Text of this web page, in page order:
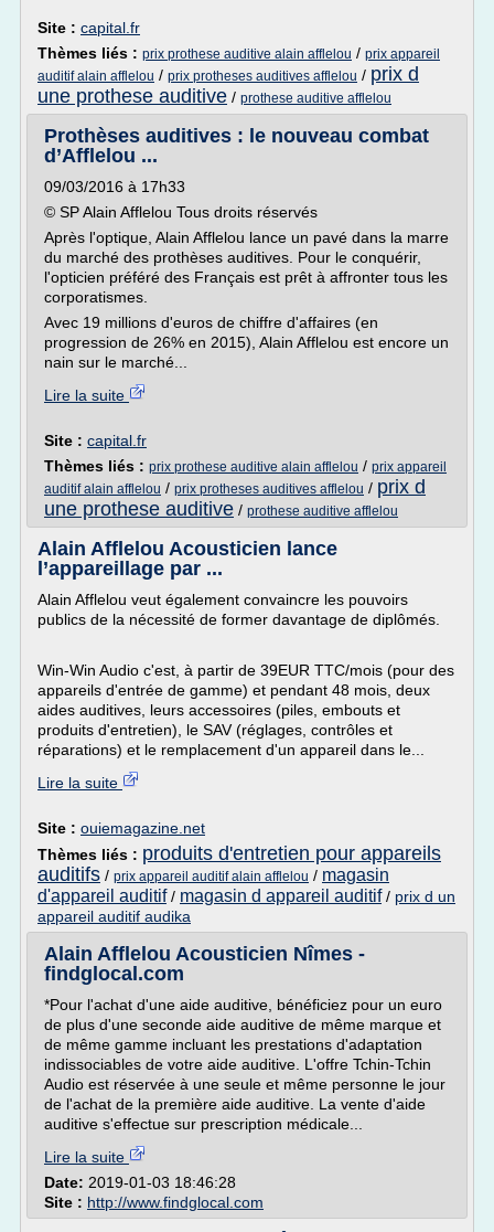
Site : capital.fr
Thèmes liés : prix prothese auditive alain afflelou / prix appareil
auditif alain afflelou / prix protheses auditives afflelou / prix d
une prothese auditive / prothese auditive afflelou
Prothèses auditives : le nouveau combat
d’Afflelou ...
09/03/2016 à 17h33
© SP Alain Afflelou Tous droits réservés
Après l'optique, Alain Afflelou lance un pavé dans la marre
du marché des prothèses auditives. Pour le conquérir,
l'opticien préféré des Français est prêt à affronter tous les
corporatismes.
Avec 19 millions d'euros de chiffre d'affaires (en
progression de 26% en 2015), Alain Afflelou est encore un
nain sur le marché...
Lire la suite
Site : capital.fr
Thèmes liés : prix prothese auditive alain afflelou / prix appareil
auditif alain afflelou / prix protheses auditives afflelou / prix d
une prothese auditive / prothese auditive afflelou
Alain Afflelou Acousticien lance
l’appareillage par ...
Alain Afflelou veut également convaincre les pouvoirs
publics de la nécessité de former davantage de diplômés.
Win-Win Audio c'est, à partir de 39EUR TTC/mois (pour des
appareils d'entrée de gamme) et pendant 48 mois, deux
aides auditives, leurs accessoires (piles, embouts et
produits d'entretien), le SAV (réglages, contrôles et
réparations) et le remplacement d'un appareil dans le...
Lire la suite
Site : ouiemagazine.net
Thèmes liés : produits d'entretien pour appareils
auditifs / prix appareil auditif alain afflelou / magasin
d'appareil auditif/ magasin d appareil auditif/ prix d un
appareil auditif audika
Alain Afflelou Acousticien Nîmes -
findglocal.com
*Pour l'achat d'une aide auditive, bénéficiez pour un euro
de plus d'une seconde aide auditive de même marque et
de même gamme incluant les prestations d'adaptation
indissociables de votre aide auditive. L'offre Tchin-Tchin
Audio est réservée à une seule et même personne le jour
de l'achat de la première aide auditive. La vente d'aide
auditive s'effectue sur prescription médicale...
Lire la suite
Date: 2019-01-03 18:46:28
Site : http://www.findglocal.com